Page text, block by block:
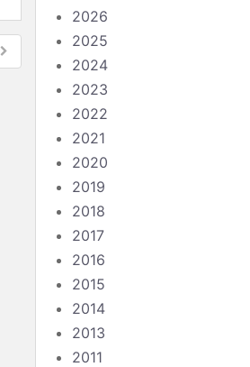
2026
2025
2024
2023
2022
2021
2020
2019
2018
2017
2016
2015
2014
2013
2011